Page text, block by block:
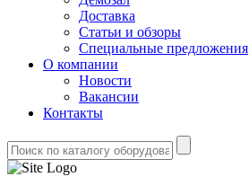
Доставка
Статьи и обзоры
Специальные предложения
О компании
Новости
Вакансии
Контакты